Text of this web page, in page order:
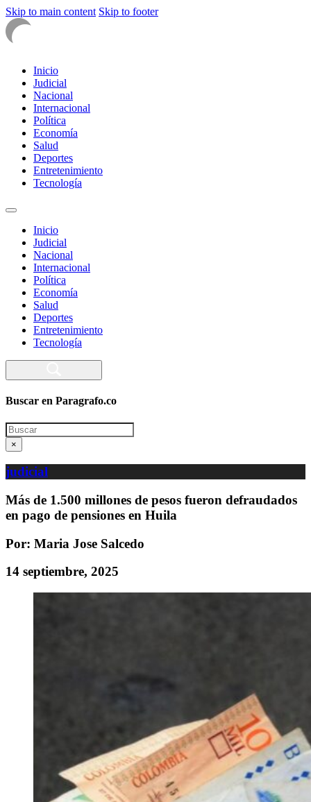
Skip to main content Skip to footer
Inicio
Judicial
Nacional
Internacional
Política
Economía
Salud
Deportes
Entretenimiento
Tecnología
Inicio
Judicial
Nacional
Internacional
Política
Economía
Salud
Deportes
Entretenimiento
Tecnología
Buscar en Paragrafo.co
Search
×
judicial
Más de 1.500 millones de pesos fueron defraudados
en pago de pensiones en Huila
Por: Maria Jose Salcedo
14 septiembre, 2025